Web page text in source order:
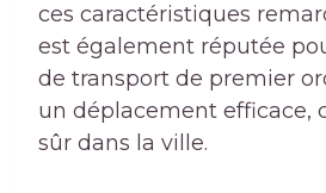
ces caractéristiques
est également réputée
de transport de premier
un déplacement efficace,
sûr dans la ville.